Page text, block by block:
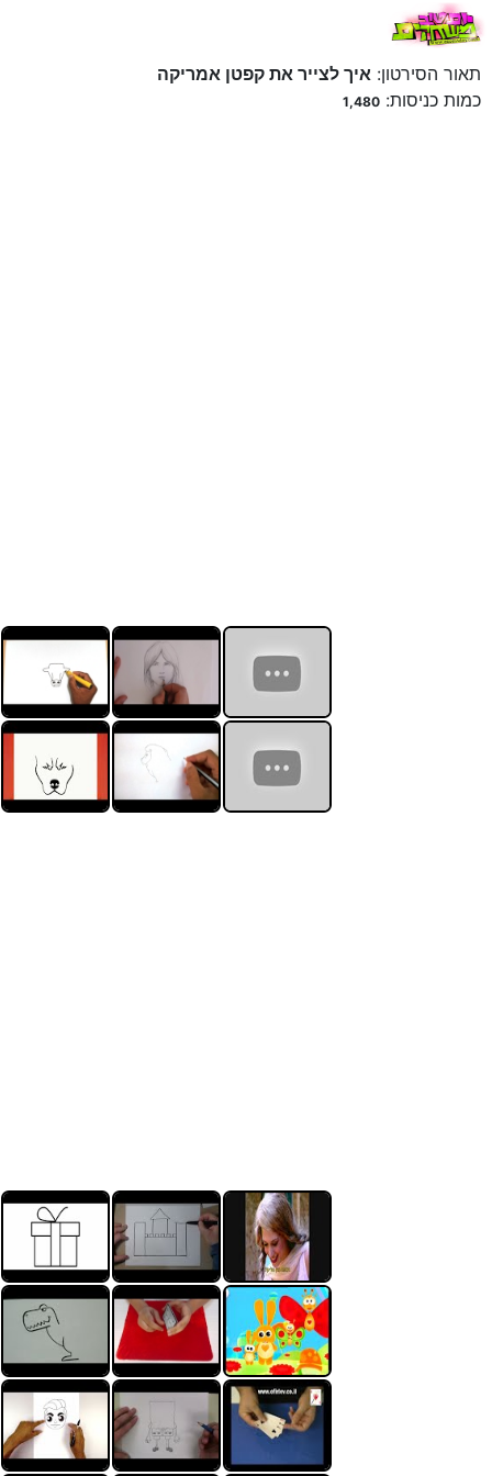
תאור הסירטון: איך לצייר את קפטן אמריקה
כמות כניסות: 1,480